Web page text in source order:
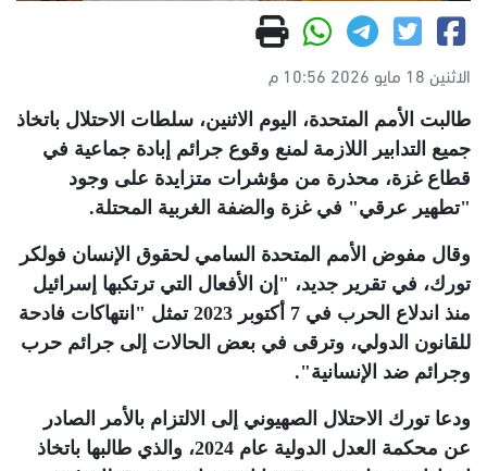
الاثنين 18 مايو 2026 10:56 م
طالبت الأمم المتحدة، اليوم الاثنين، سلطات الاحتلال باتخاذ
جميع التدابير اللازمة لمنع وقوع جرائم إبادة جماعية في
قطاع غزة، محذرة من مؤشرات متزايدة على وجود
"تطهير عرقي" في غزة والضفة الغربية المحتلة.
وقال مفوض الأمم المتحدة السامي لحقوق الإنسان فولكر
تورك، في تقرير جديد، "إن الأفعال التي ترتكبها إسرائيل
منذ اندلاع الحرب في 7 أكتوبر 2023 تمثل "انتهاكات فادحة
للقانون الدولي، وترقى في بعض الحالات إلى جرائم حرب
وجرائم ضد الإنسانية".
ودعا تورك الاحتلال الصهيوني إلى الالتزام بالأمر الصادر
عن محكمة العدل الدولية عام 2024، والذي طالبها باتخاذ